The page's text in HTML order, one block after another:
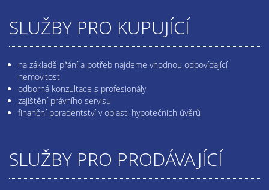
SLUŽBY PRO KUPUJÍCÍ
na základě přání a potřeb najdeme vhodnou odpovídající
nemovitost
odborná konzultace s profesionály
zajištění právního servisu
finanční poradentství v oblasti hypotečních úvěrů
SLUŽBY PRO PRODÁVAJÍCÍ